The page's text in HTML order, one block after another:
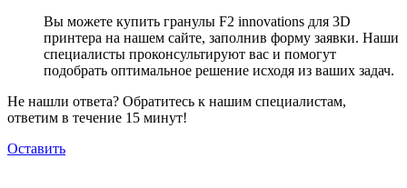
Вы можете купить гранулы F2 innovations для 3D
принтера на нашем сайте, заполнив форму заявки. Наши
специалисты проконсультируют вас и помогут
подобрать оптимальное решение исходя из ваших задач.
Не нашли ответа? Обратитесь к нашим специалистам,
ответим в течение 15 минут!
Оставить